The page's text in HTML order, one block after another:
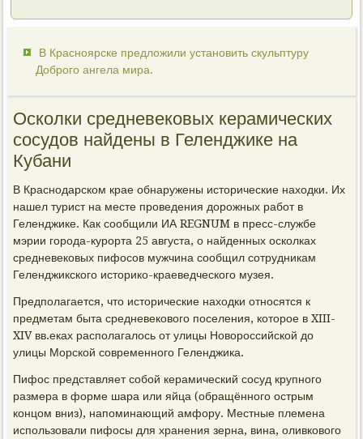
В Красноярске предложили установить скульптуру
Доброго ангела мира.
Осколки средневековых керамических
сосудов найдены в Геленджике на
Кубани
В Краснодарском крае обнаружены исторические находки. Их
нашел турист на месте проведения дорожных работ в
Геленджике. Как сообщили ИА REGNUM в пресс-службе
мэрии города-курорта 25 августа, о найденных осколках
средневековых пифосов мужчина сообщил сотрудникам
Геленджикского историко-краеведческого музея.
Предполагается, что исторические находки относятся к
предметам быта средневекового поселения, которое в XIII-
XIV вв.еках располагалось от улицы Новороссийской до
улицы Морской современного Геленджика.
Пифос представляет собой керамический сосуд крупного
размера в форме шара или яйца (обращённого острым
концом вниз), напоминающий амфору. Местные племена
использовали пифосы для хранения зерна, вина, оливкового